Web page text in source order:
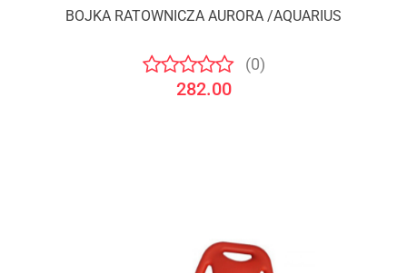
BOJKA RATOWNICZA AURORA /AQUARIUS
(0)
282.00